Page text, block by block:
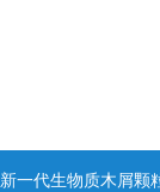
新一代生物质木屑颗